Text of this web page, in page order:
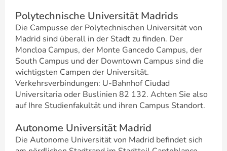
Polytechnische Universität Madrids
Die Campusse der Polytechnischen Universität von
Madrid sind überall in der Stadt zu finden. Der
Moncloa Campus, der Monte Gancedo Campus, der
South Campus und der Downtown Campus sind die
wichtigsten Campen der Universität.
Verkehrsverbindungen: U-Bahnhof Ciudad
Universitaria oder Buslinien 82 132. Achten Sie also
auf Ihre Studienfakultät und ihren Campus Standort.
Autonome Universität Madrid
Die Autonome Universität von Madrid befindet sich